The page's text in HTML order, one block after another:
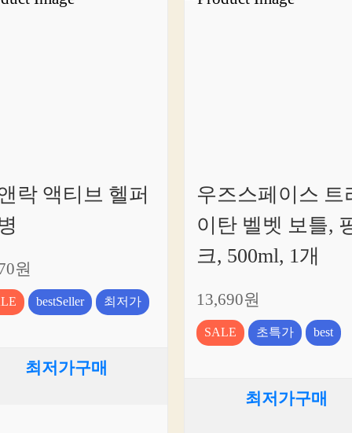
락 액티브 헬퍼
원
bestSeller 최저가
최저가구매
우즈스페이스 트
이탄 벨벳 보틀,
크, 500ml, 1개
13,690원
SALE 초특가 best
최저가구매